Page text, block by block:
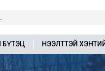
БҮТЭЦ НЭЭЛТТЭЙ